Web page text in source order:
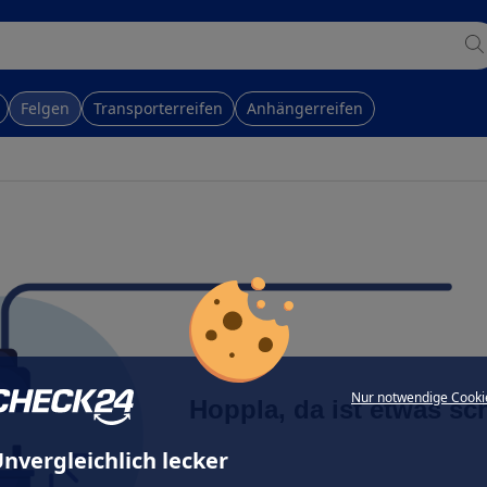
Nur notwendige
lecker
Felgen Transporterreifen Anhängerreifen
Hoppla, da ist etwas